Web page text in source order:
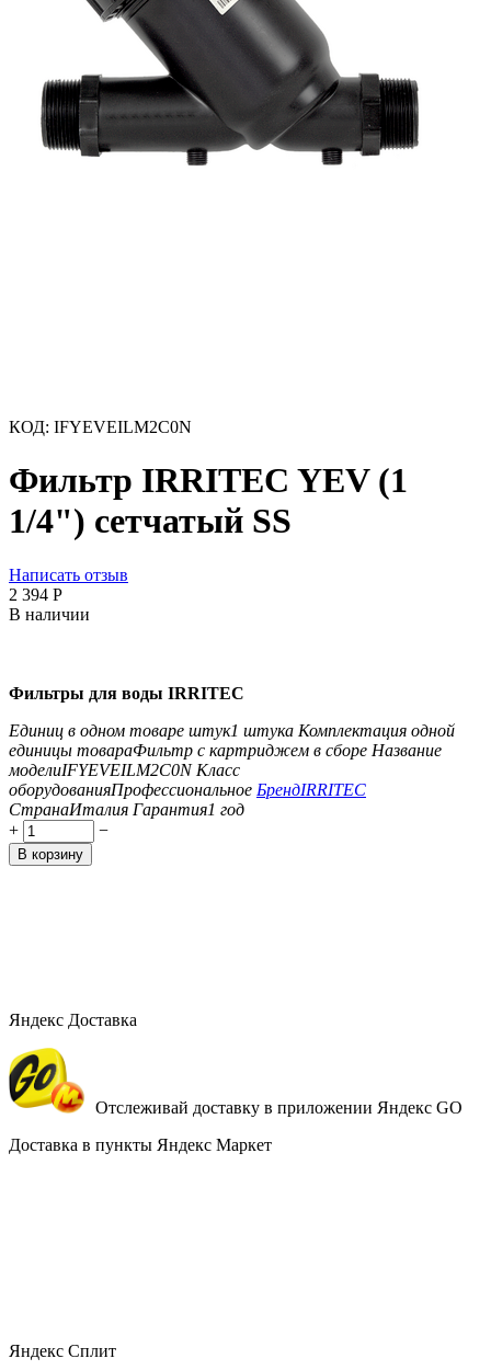
КОД: IFYEVEILM2C0N
Фильтр IRRITEC YEV (1
1/4") сетчатый SS
Написать отзыв
2 394 Р
В наличии
Фильтры для воды IRRITEC
Единиц в одном товаре штук1 штука Комплектация одной
единицы товараФильтр с картриджем в сборе Название
моделиIFYEVEILM2C0N Класс
оборудованияПрофессиональное БрендIRRITEC
СтранаИталия Гарантия1 год
+
−
В корзину
Яндекс Доставка
Отслеживай доставку в приложении Яндекс GO
Доставка в пункты Яндекс Маркет
Яндекс Сплит